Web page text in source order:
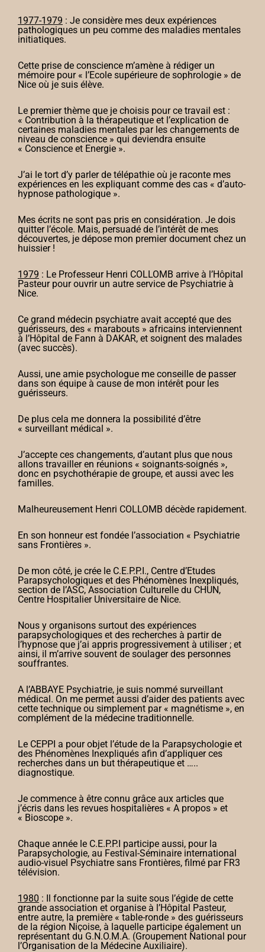
1977-1979 : Je considère mes deux expériences
pathologiques un peu comme des maladies mentales
initiatiques.
Cette prise de conscience m’amène à rédiger un
mémoire pour « l’Ecole supérieure de sophrologie » de
Nice où je suis élève.
Le premier thème que je choisis pour ce travail est :
« Contribution à la thérapeutique et l’explication de
certaines maladies mentales par les changements de
niveau de conscience » qui deviendra ensuite
« Conscience et Energie ».
J’ai le tort d’y parler de télépathie où je raconte mes
expériences en les expliquant comme des cas « d’auto-
hypnose pathologique ».
Mes écrits ne sont pas pris en considération. Je dois
quitter l’école. Mais, persuadé de l’intérêt de mes
découvertes, je dépose mon premier document chez un
huissier !
1979 : Le Professeur Henri COLLOMB arrive à l’Hôpital
Pasteur pour ouvrir un autre service de Psychiatrie à
Nice.
Ce grand médecin psychiatre avait accepté que des
guérisseurs, des « marabouts » africains interviennent
à l’Hôpital de Fann à DAKAR, et soignent des malades
(avec succès).
Aussi, une amie psychologue me conseille de passer
dans son équipe à cause de mon intérêt pour les
guérisseurs.
De plus cela me donnera la possibilité d’être
« surveillant médical ».
J’accepte ces changements, d’autant plus que nous
allons travailler en réunions « soignants-soignés »,
donc en psychothérapie de groupe, et aussi avec les
familles.
Malheureusement Henri COLLOMB décède rapidement.
En son honneur est fondée l’association « Psychiatrie
sans Frontières ».
De mon côté, je crée le C.E.P.P.I., Centre d’Etudes
Parapsychologiques et des Phénomènes Inexpliqués,
section de l’ASC, Association Culturelle du CHUN,
Centre Hospitalier Universitaire de Nice.
Nous y organisons surtout des expériences
parapsychologiques et des recherches à partir de
l’hypnose que j’ai appris progressivement à utiliser ; et
ainsi, il m’arrive souvent de soulager des personnes
souffrantes.
A l’ABBAYE Psychiatrie, je suis nommé surveillant
médical. On me permet aussi d’aider des patients avec
cette technique ou simplement par « magnétisme », en
complément de la médecine traditionnelle.
Le CEPPI a pour objet l’étude de la Parapsychologie et
des Phénomènes Inexpliqués afin d’appliquer ces
recherches dans un but thérapeutique et …..
diagnostique.
Je commence à être connu grâce aux articles que
j’écris dans les revues hospitalières « A propos » et
« Bioscope ».
Chaque année le C.E.P.P.I participe aussi, pour la
Parapsychologie, au Festival-Séminaire international
audio-visuel Psychiatre sans Frontières, filmé par FR3
télévision.
1980 : Il fonctionne par la suite sous l’égide de cette
grande association et organise à l’Hôpital Pasteur,
entre autre, la première « table-ronde » des guérisseurs
de la région Niçoise, à laquelle participe également un
représentant du G.N.O.M.A. (Groupement National pour
l’Organisation de la Médecine Auxiliaire).